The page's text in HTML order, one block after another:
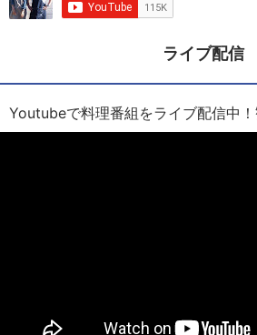
ライブ配信
Youtubeで料理番組をライブ配信中！